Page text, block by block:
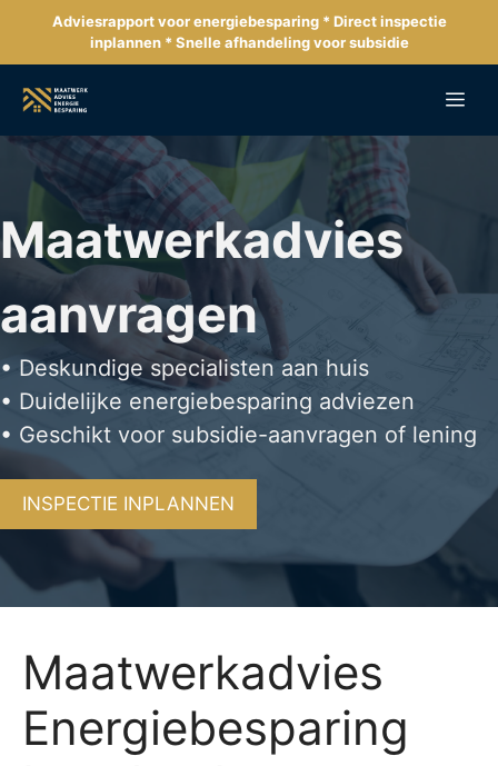
de
inhoud
Adviesrapport voor energiebesparing * Direct inspectie
inplannen * Snelle afhandeling voor subsidie
Maatwerkadvies
aanvragen
• Deskundige specialisten aan huis
• Duidelijke energiebesparing adviezen
• Geschikt voor subsidie-aanvragen of lening
INSPECTIE INPLANNEN
Maatwerkadvies
Energiebesparing